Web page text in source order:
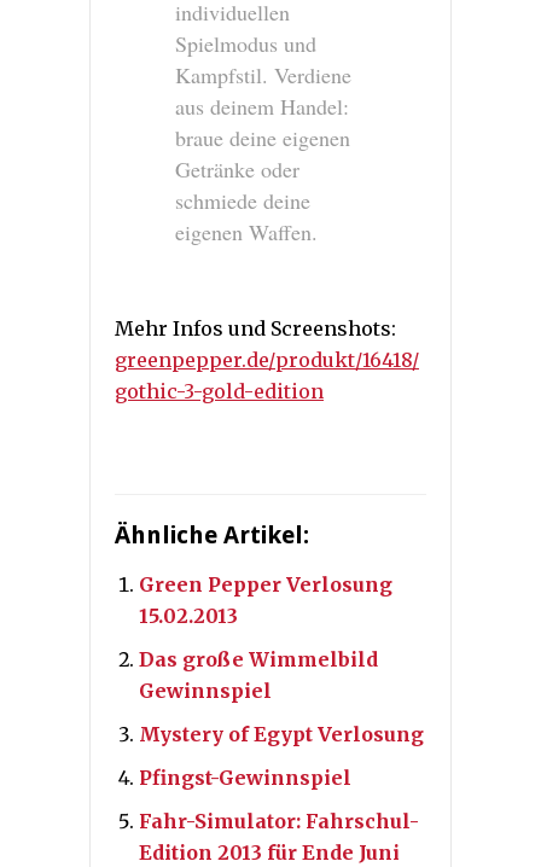
individuellen
Spielmodus und
Kampfstil. Verdiene
aus deinem Handel:
braue deine eigenen
Getränke oder
schmiede deine
eigenen Waffen.
Mehr Infos und Screenshots:
greenpepper.de/produkt/16418/
gothic-3-gold-edition
Ähnliche Artikel:
Green Pepper Verlosung
15.02.2013
Das große Wimmelbild
Gewinnspiel
Mystery of Egypt Verlosung
Pfingst-Gewinnspiel
Fahr-Simulator: Fahrschul-
Edition 2013 für Ende Juni